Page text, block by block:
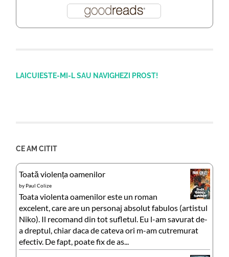
LAICUIESTE-MI-L SAU NAVIGHEZI PROST!
CE AM CITIT
Toată violența oamenilor
by Paul Colize
Toata violenta oamenilor este un roman
excelent, care are un personaj absolut fabulos (artistul
Niko). Il recomand din tot sufletul. Eu l-am savurat de-
a dreptul, chiar daca de cateva ori m-am cutremurat
efectiv. De fapt, poate fix de as...